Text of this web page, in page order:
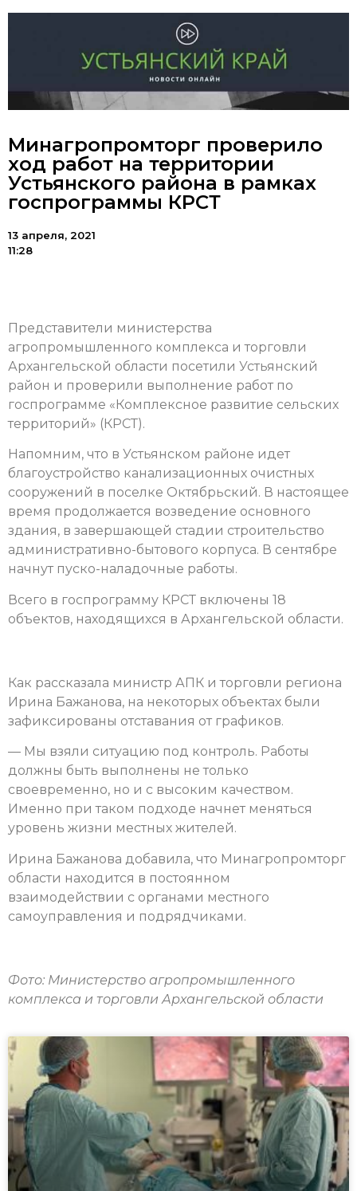
Минагропромторг проверило
ход работ на территории
Устьянского района в рамках
госпрограммы КРСТ
13 апреля, 2021
11:28
Представители министерства
агропромышленного комплекса и торговли
Архангельской области посетили Устьянский
район и проверили выполнение работ по
госпрограмме «Комплексное развитие сельских
территорий» (КРСТ).
Напомним, что в Устьянском районе идет
благоустройство канализационных очистных
сооружений в поселке Октябрьский. В настоящее
время продолжается возведение основного
здания, в завершающей стадии строительство
административно-бытового корпуса. В сентябре
начнут пуско-наладочные работы.
Всего в госпрограмму КРСТ включены 18
объектов, находящихся в Архангельской области.
Как рассказала министр АПК и торговли региона
Ирина Бажанова, на некоторых объектах были
зафиксированы отставания от графиков.
— Мы взяли ситуацию под контроль. Работы
должны быть выполнены не только
своевременно, но и с высоким качеством.
Именно при таком подходе начнет меняться
уровень жизни местных жителей.
Ирина Бажанова добавила, что Минагропромторг
области находится в постоянном
взаимодействии с органами местного
самоуправления и подрядчиками.
Фото: Министерство агропромышленного
комплекса и торговли Архангельской области